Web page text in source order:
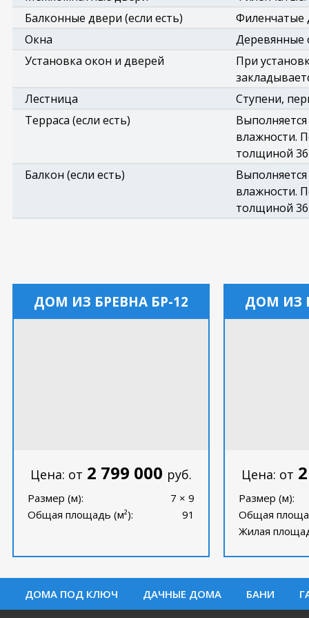
Балконные двери (если есть)
Филенчатые
Окна
Деревянные
Установка окон и дверей
При
Лестница
Ступени,
Терраса (если есть)
влажности.
толщиной
Балкон (если есть)
влажности.
толщиной
ДОМ ИЗ БРЕВНА БР-12
Цена: от 2 799 000 руб.
Размер (м):
7 × 9
Общая площадь (м²):
91
ДОМ ИЗ
Цена: от
Размер (м):
Общая
Жилая
ДОМА ПОД КЛЮЧ ДАЧНЫЕ ДОМА БАНИ